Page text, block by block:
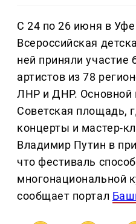
С 24 по 26 июня в
Всероссийская
ней приняли
артистов из 78
ЛНР и ДНР. Основной
Советская площадь,
концерты и мастер-
Владимир Путин в
что фестиваль
многонациональной
сообщает портал